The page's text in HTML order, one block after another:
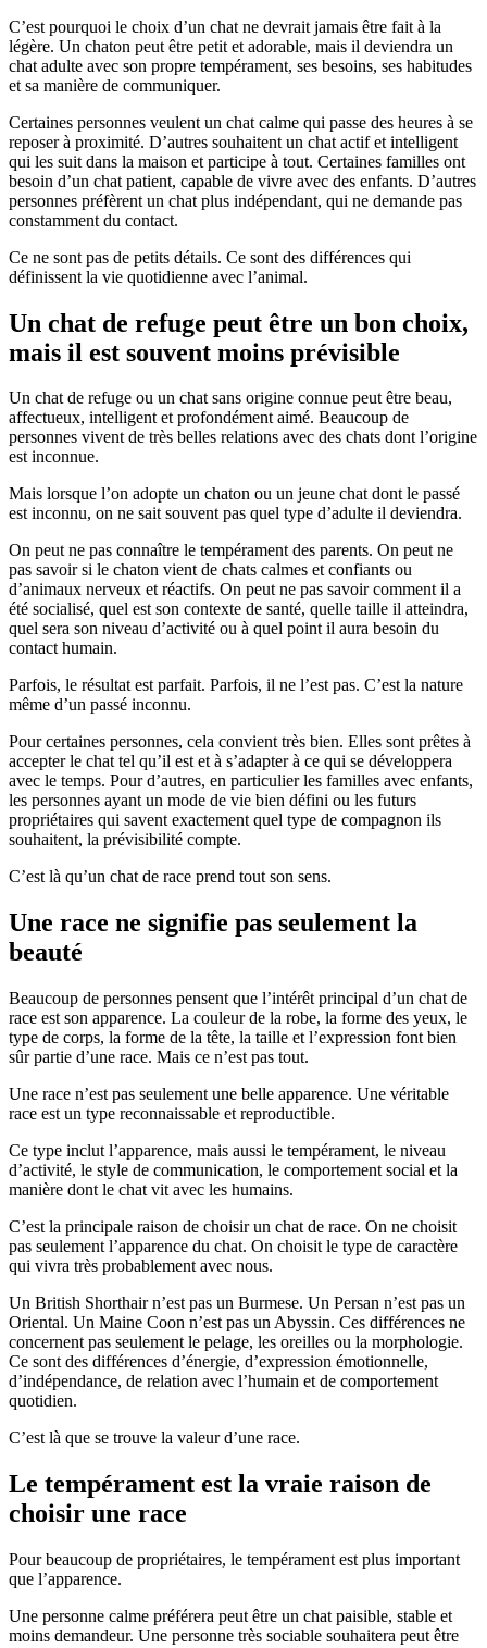
C’est pourquoi le choix d’un chat ne devrait jamais être fait à la
légère. Un chaton peut être petit et adorable, mais il deviendra un
chat adulte avec son propre tempérament, ses besoins, ses habitudes
et sa manière de communiquer.
Certaines personnes veulent un chat calme qui passe des heures à se
reposer à proximité. D’autres souhaitent un chat actif et intelligent
qui les suit dans la maison et participe à tout. Certaines familles ont
besoin d’un chat patient, capable de vivre avec des enfants. D’autres
personnes préfèrent un chat plus indépendant, qui ne demande pas
constamment du contact.
Ce ne sont pas de petits détails. Ce sont des différences qui
définissent la vie quotidienne avec l’animal.
Un chat de refuge peut être un bon choix,
mais il est souvent moins prévisible
Un chat de refuge ou un chat sans origine connue peut être beau,
affectueux, intelligent et profondément aimé. Beaucoup de
personnes vivent de très belles relations avec des chats dont l’origine
est inconnue.
Mais lorsque l’on adopte un chaton ou un jeune chat dont le passé
est inconnu, on ne sait souvent pas quel type d’adulte il deviendra.
On peut ne pas connaître le tempérament des parents. On peut ne
pas savoir si le chaton vient de chats calmes et confiants ou
d’animaux nerveux et réactifs. On peut ne pas savoir comment il a
été socialisé, quel est son contexte de santé, quelle taille il atteindra,
quel sera son niveau d’activité ou à quel point il aura besoin du
contact humain.
Parfois, le résultat est parfait. Parfois, il ne l’est pas. C’est la nature
même d’un passé inconnu.
Pour certaines personnes, cela convient très bien. Elles sont prêtes à
accepter le chat tel qu’il est et à s’adapter à ce qui se développera
avec le temps. Pour d’autres, en particulier les familles avec enfants,
les personnes ayant un mode de vie bien défini ou les futurs
propriétaires qui savent exactement quel type de compagnon ils
souhaitent, la prévisibilité compte.
C’est là qu’un chat de race prend tout son sens.
Une race ne signifie pas seulement la
beauté
Beaucoup de personnes pensent que l’intérêt principal d’un chat de
race est son apparence. La couleur de la robe, la forme des yeux, le
type de corps, la forme de la tête, la taille et l’expression font bien
sûr partie d’une race. Mais ce n’est pas tout.
Une race n’est pas seulement une belle apparence. Une véritable
race est un type reconnaissable et reproductible.
Ce type inclut l’apparence, mais aussi le tempérament, le niveau
d’activité, le style de communication, le comportement social et la
manière dont le chat vit avec les humains.
C’est la principale raison de choisir un chat de race. On ne choisit
pas seulement l’apparence du chat. On choisit le type de caractère
qui vivra très probablement avec nous.
Un British Shorthair n’est pas un Burmese. Un Persan n’est pas un
Oriental. Un Maine Coon n’est pas un Abyssin. Ces différences ne
concernent pas seulement le pelage, les oreilles ou la morphologie.
Ce sont des différences d’énergie, d’expression émotionnelle,
d’indépendance, de relation avec l’humain et de comportement
quotidien.
C’est là que se trouve la valeur d’une race.
Le tempérament est la vraie raison de
choisir une race
Pour beaucoup de propriétaires, le tempérament est plus important
que l’apparence.
Une personne calme préférera peut être un chat paisible, stable et
moins demandeur. Une personne très sociable souhaitera peut être